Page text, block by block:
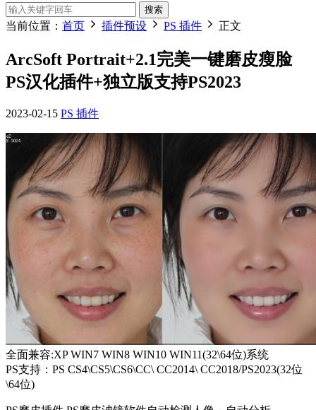
搜索
当前位置： 首页 插件预设 PS 插件 正文
ArcSoft Portrait+2.1完美一键磨皮瘦脸
PS汉化插件+独立版支持PS2023
2023-02-15 PS 插件
全面兼容:XP WIN7 WIN8 WIN10 WIN11(32\64位)系统
PS支持：PS CS4\CS5\CS6\CC\ CC2014\ CC2018/PS2023(32位
\64位)